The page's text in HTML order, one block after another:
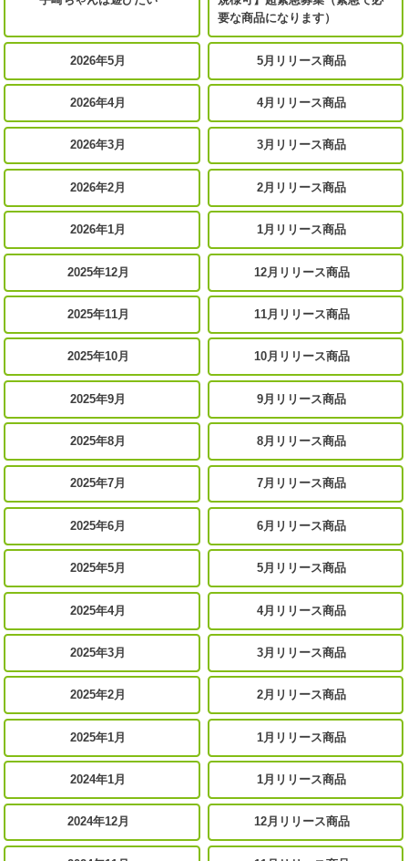
要な商品になります）
2026年5月 5月リリース商品
2026年4月 4月リリース商品
2026年3月 3月リリース商品
2026年2月 2月リリース商品
2026年1月 1月リリース商品
2025年12月 12月リリース商品
2025年11月 11月リリース商品
2025年10月 10月リリース商品
2025年9月 9月リリース商品
2025年8月 8月リリース商品
2025年7月 7月リリース商品
2025年6月 6月リリース商品
2025年5月 5月リリース商品
2025年4月 4月リリース商品
2025年3月 3月リリース商品
2025年2月 2月リリース商品
2025年1月 1月リリース商品
2024年1月 1月リリース商品
2024年12月 12月リリース商品